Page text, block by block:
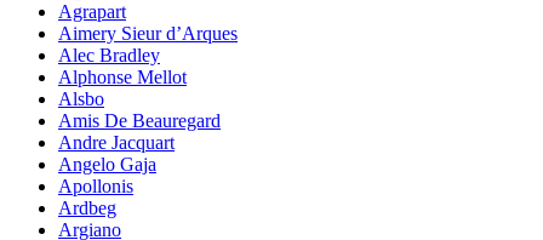
Agrapart
Aimery Sieur d’Arques
Alec Bradley
Alphonse Mellot
Alsbo
Amis De Beauregard
Andre Jacquart
Angelo Gaja
Apollonis
Ardbeg
Argiano